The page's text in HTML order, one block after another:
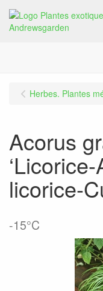
Herbes. Plantes
Acorus
licorice-
-15°C